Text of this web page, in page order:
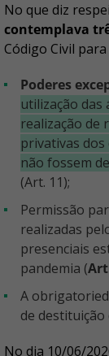
No que diz
contemplava
Código Civil
Poderes
utilização
realização de
privativas
não fossem
(Art. 11);
Permissão
realizadas
presenciais
pandemia (
A
de destituição
No dia 10/06/